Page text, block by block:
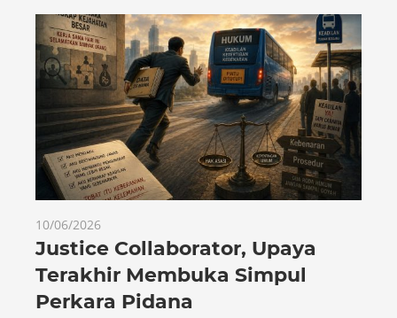
10/06/2026
Justice Collaborator, Upaya
Terakhir Membuka Simpul
Perkara Pidana